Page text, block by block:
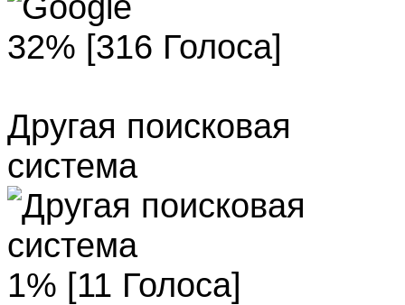
32% [316 Голоса]
Другая поисковая
система
1% [11 Голоса]